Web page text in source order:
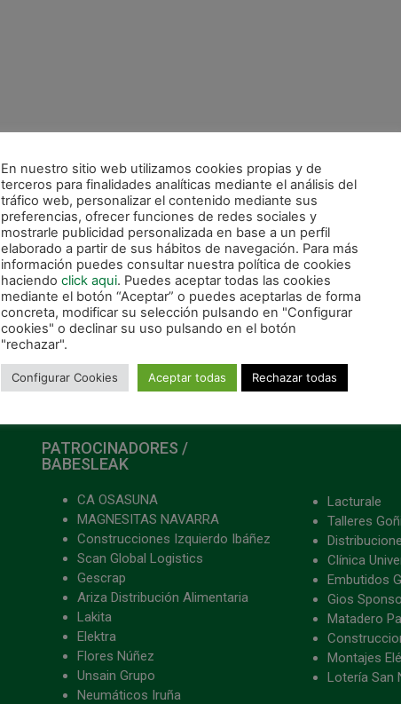
PATROCINADORES /
BABESLEAK
CA OSASUNA
MAGNESITAS NAVARRA
Construcciones Izquierdo Ibáñez
Scan Global Logistics
Gescrap
Ariza Distribución Alimentaria
Lakita
Elektra
Flores Núñez
Unsain Grupo
Neumáticos Iruña
Lacturale
Talleres Goñi
Clínica
Embutidos
Gios
Matadero
Montajes
Lotería San
En nuestro sitio web utilizamos cookies propias y de
terceros para finalidades analíticas mediante el análisis del
tráfico web, personalizar el contenido mediante sus
preferencias, ofrecer funciones de redes sociales y
mostrarle publicidad personalizada en base a un perfil
elaborado a partir de sus hábitos de navegación. Para más
información puedes consultar nuestra política de cookies
haciendo click aqui. Puedes aceptar todas las cookies
mediante el botón “Aceptar” o puedes aceptarlas de forma
concreta, modificar su selección pulsando en "Configurar
cookies" o declinar su uso pulsando en el botón
"rechazar".
Configurar Cookies Aceptar todas Rechazar todas